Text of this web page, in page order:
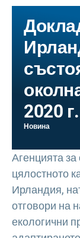
2020 г.
Новина
Агенцията
цялостното
Ирландия,
отговори на
екологични